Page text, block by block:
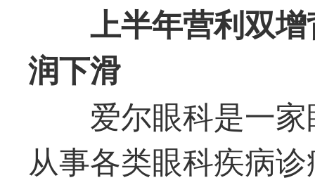
上半年营利双
润下滑
爱尔眼科是一
从事各类眼科疾病